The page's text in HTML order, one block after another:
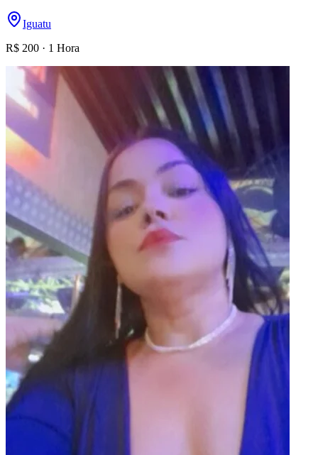
Iguatu
R$ 200 · 1 Hora